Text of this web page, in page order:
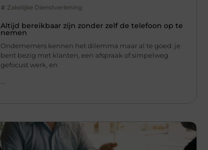
Zakelijke Dienstverlening
Altijd bereikbaar zijn zonder zelf de telefoon op te
nemen
Ondernemers kennen het dilemma maar al te goed: je
bent bezig met klanten, een afspraak of simpelweg
gefocust werk, en
...